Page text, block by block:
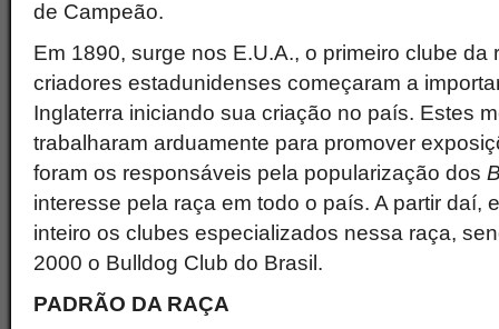
de Campeão.
Em 1890, surge nos E.U.A., o primeiro clube da
criadores estadunidenses começaram a
Inglaterra iniciando sua criação no país. Estes
trabalharam arduamente para promover
foram os responsáveis pela popularização dos
interesse pela raça em todo o país. A partir daí,
inteiro os clubes especializados nessa raça,
2000 o Bulldog Club do Brasil.
PADRÃO DA RAÇA